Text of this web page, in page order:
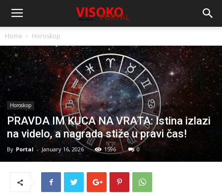
Home Horoskop
Horoskop
PRAVDA IM KUCA NA VRATA: Istina izlazi
na videlo, a nagrada stiže u pravi čas!
By Portal - January 16, 2026 1596 0